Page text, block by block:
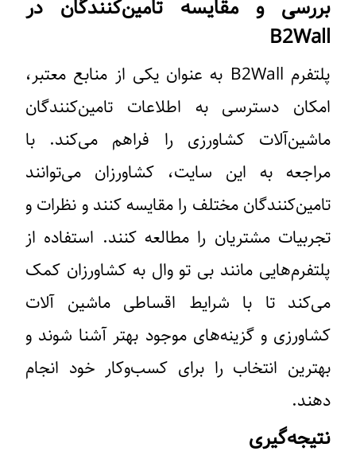
بررسی و مقایسه تامین‌کنندگان در
B2Wall
پلتفرم B2Wall به عنوان یکی از منابع معتبر،
امکان دسترسی به اطلاعات تامین‌کنندگان
ماشین‌آلات کشاورزی را فراهم می‌کند. با
مراجعه به این سایت، کشاورزان می‌توانند
تامین‌کنندگان مختلف را مقایسه کنند و نظرات و
تجربیات مشتریان را مطالعه کنند. استفاده از
پلتفرم‌هایی مانند بی تو وال به کشاورزان کمک
می‌کند تا با شرایط اقساطی ماشین آلات
کشاورزی و گزینه‌های موجود بهتر آشنا شوند و
بهترین انتخاب را برای کسب‌وکار خود انجام
دهند.
نتیجه‌گیری